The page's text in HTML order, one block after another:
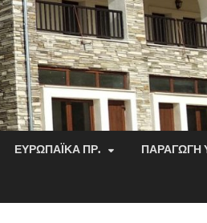
ΕΥΡΩΠΑΪΚΆ ΠΡ. ΠΑΡΑΓΩΓΉ